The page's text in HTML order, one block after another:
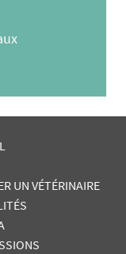
UN VÉTÉRINAIRE